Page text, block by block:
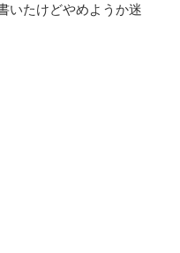
いたけどやめようか迷